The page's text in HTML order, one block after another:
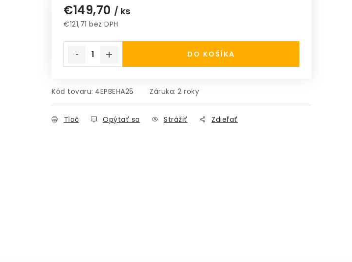
€149,70 / ks
€121,71 bez DPH
DO KOŠÍKA
Kód tovaru: 4EPBEHA25 Záruka: 2 roky
Tlač Opýtať sa Strážiť Zdieľať